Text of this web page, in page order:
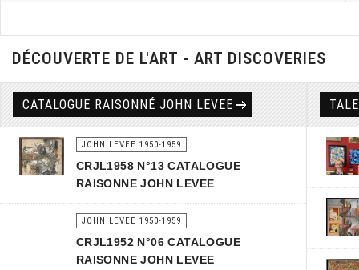
DÉCOUVERTE DE L'ART - ART DISCOVERIES
CATALOGUE RAISONNÉ JOHN LEVEE
JOHN LEVEE 1950-1959
CRJL1958 N°13 CATALOGUE
RAISONNE JOHN LEVEE
JOHN LEVEE 1950-1959
CRJL1952 N°06 CATALOGUE
RAISONNE JOHN LEVEE